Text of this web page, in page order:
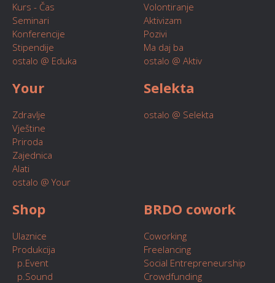
Kurs - Čas
Seminari
Konferencije
Stipendije
ostalo @ Eduka
Volontiranje
Aktivizam
Pozivi
Ma daj ba
ostalo @ Aktiv
Your
Zdravlje
Vještine
Priroda
Zajednica
Alati
ostalo @ Your
Selekta
ostalo @ Selekta
Shop
Ulaznice
Produkcija
p.Event
p.Sound
BRDO cowork
Coworking
Freelancing
Social Entrepreneurship
Crowdfunding